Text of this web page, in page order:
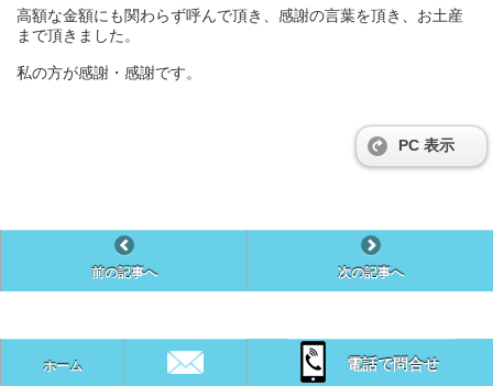
高額な金額にも関わらず呼んで頂き、感謝の言葉を頂き、お土産
まで頂きました。
私の方が感謝・感謝です。
PC 表示
前の記事へ 次の記事へ
ホーム 電話で問合せ